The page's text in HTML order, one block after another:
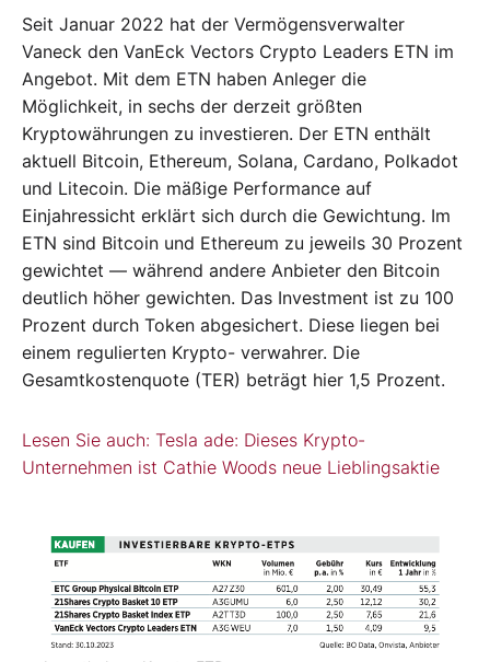
Seit Januar 2022 hat der Vermögensverwalter
Vaneck den VanEck Vectors Crypto Leaders ETN im
Angebot. Mit dem ETN haben Anleger die
Möglichkeit, in sechs der derzeit größten
Kryptowährungen zu investieren. Der ETN enthält
aktuell Bitcoin, Ethereum, Solana, Cardano, Polkadot
und Litecoin. Die mäßige Performance auf
Einjahressicht erklärt sich durch die Gewichtung. Im
ETN sind Bitcoin und Ethereum zu jeweils 30 Prozent
gewichtet — während andere Anbieter den Bitcoin
deutlich höher gewichten. Das Investment ist zu 100
Prozent durch Token abgesichert. Diese liegen bei
einem regulierten Krypto- verwahrer. Die
Gesamtkostenquote (TER) beträgt hier 1,5 Prozent.
Lesen Sie auch: Tesla ade: Dieses Krypto-
Unternehmen ist Cathie Woods neue Lieblingsaktie